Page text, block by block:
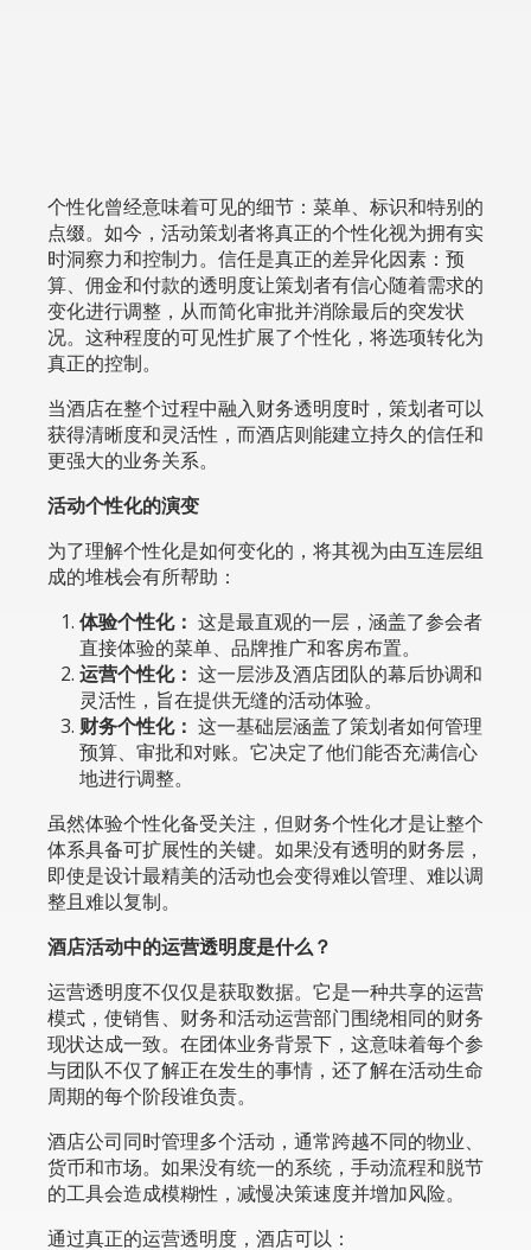
个性化曾经意味着可见的细节：菜单、标识和特别的
点缀。如今，活动策划者将真正的个性化视为拥有实
时洞察力和控制力。信任是真正的差异化因素：预
算、佣金和付款的透明度让策划者有信心随着需求的
变化进行调整，从而简化审批并消除最后的突发状
况。这种程度的可见性扩展了个性化，将选项转化为
真正的控制。
当酒店在整个过程中融入财务透明度时，策划者可以
获得清晰度和灵活性，而酒店则能建立持久的信任和
更强大的业务关系。
活动个性化的演变
为了理解个性化是如何变化的，将其视为由互连层组
成的堆栈会有所帮助：
体验个性化： 这是最直观的一层，涵盖了参会者
直接体验的菜单、品牌推广和客房布置。
运营个性化： 这一层涉及酒店团队的幕后协调和
灵活性，旨在提供无缝的活动体验。
财务个性化： 这一基础层涵盖了策划者如何管理
预算、审批和对账。它决定了他们能否充满信心
地进行调整。
虽然体验个性化备受关注，但财务个性化才是让整个
体系具备可扩展性的关键。如果没有透明的财务层，
即使是设计最精美的活动也会变得难以管理、难以调
整且难以复制。
酒店活动中的运营透明度是什么？
运营透明度不仅仅是获取数据。它是一种共享的运营
模式，使销售、财务和活动运营部门围绕相同的财务
现状达成一致。在团体业务背景下，这意味着每个参
与团队不仅了解正在发生的事情，还了解在活动生命
周期的每个阶段谁负责。
酒店公司同时管理多个活动，通常跨越不同的物业、
货币和市场。如果没有统一的系统，手动流程和脱节
的工具会造成模糊性，减慢决策速度并增加风险。
通过真正的运营透明度，酒店可以：